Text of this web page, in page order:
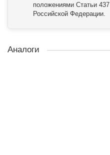
положениями Статьи
Российской Федерации.
Аналоги